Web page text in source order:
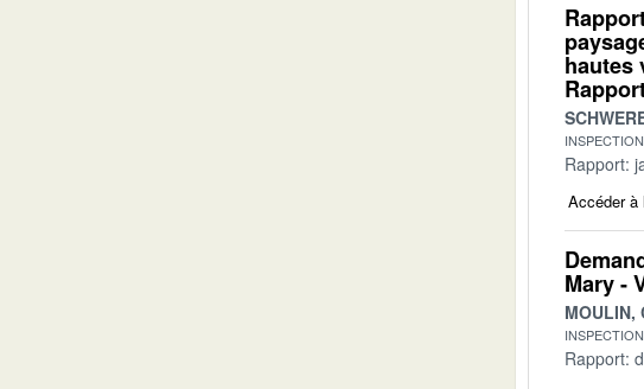
hautes
Rapport:
Accéder à
Mary -
MOULIN,
Rapport: